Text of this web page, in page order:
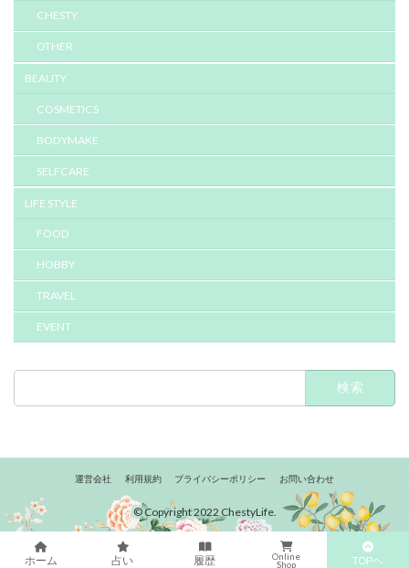
CHESTY
OTHER
BEAUTY
COSMETICS
BODYMAKE
SELFCARE
LIFE STYLE
FOOD
HOBBY
TRAVEL
EVENT
検
運営会社 利用規約 プライバシーポリシー お問い合わせ
© Copyright 2022 ChestyLife.
ホーム 占い 履歴
Online
Shop
TOPへ